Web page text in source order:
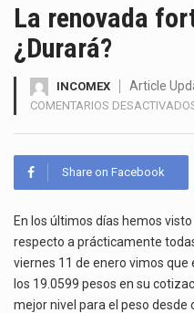
La renovada
¿Durará?
INCOMEX Article
COMENTARIOS
Share on Facebook
En los últimos días hemos
respecto a prácticamente
viernes 11 de enero vimos
los 19.0599 pesos en su
mejor nivel para el peso desde